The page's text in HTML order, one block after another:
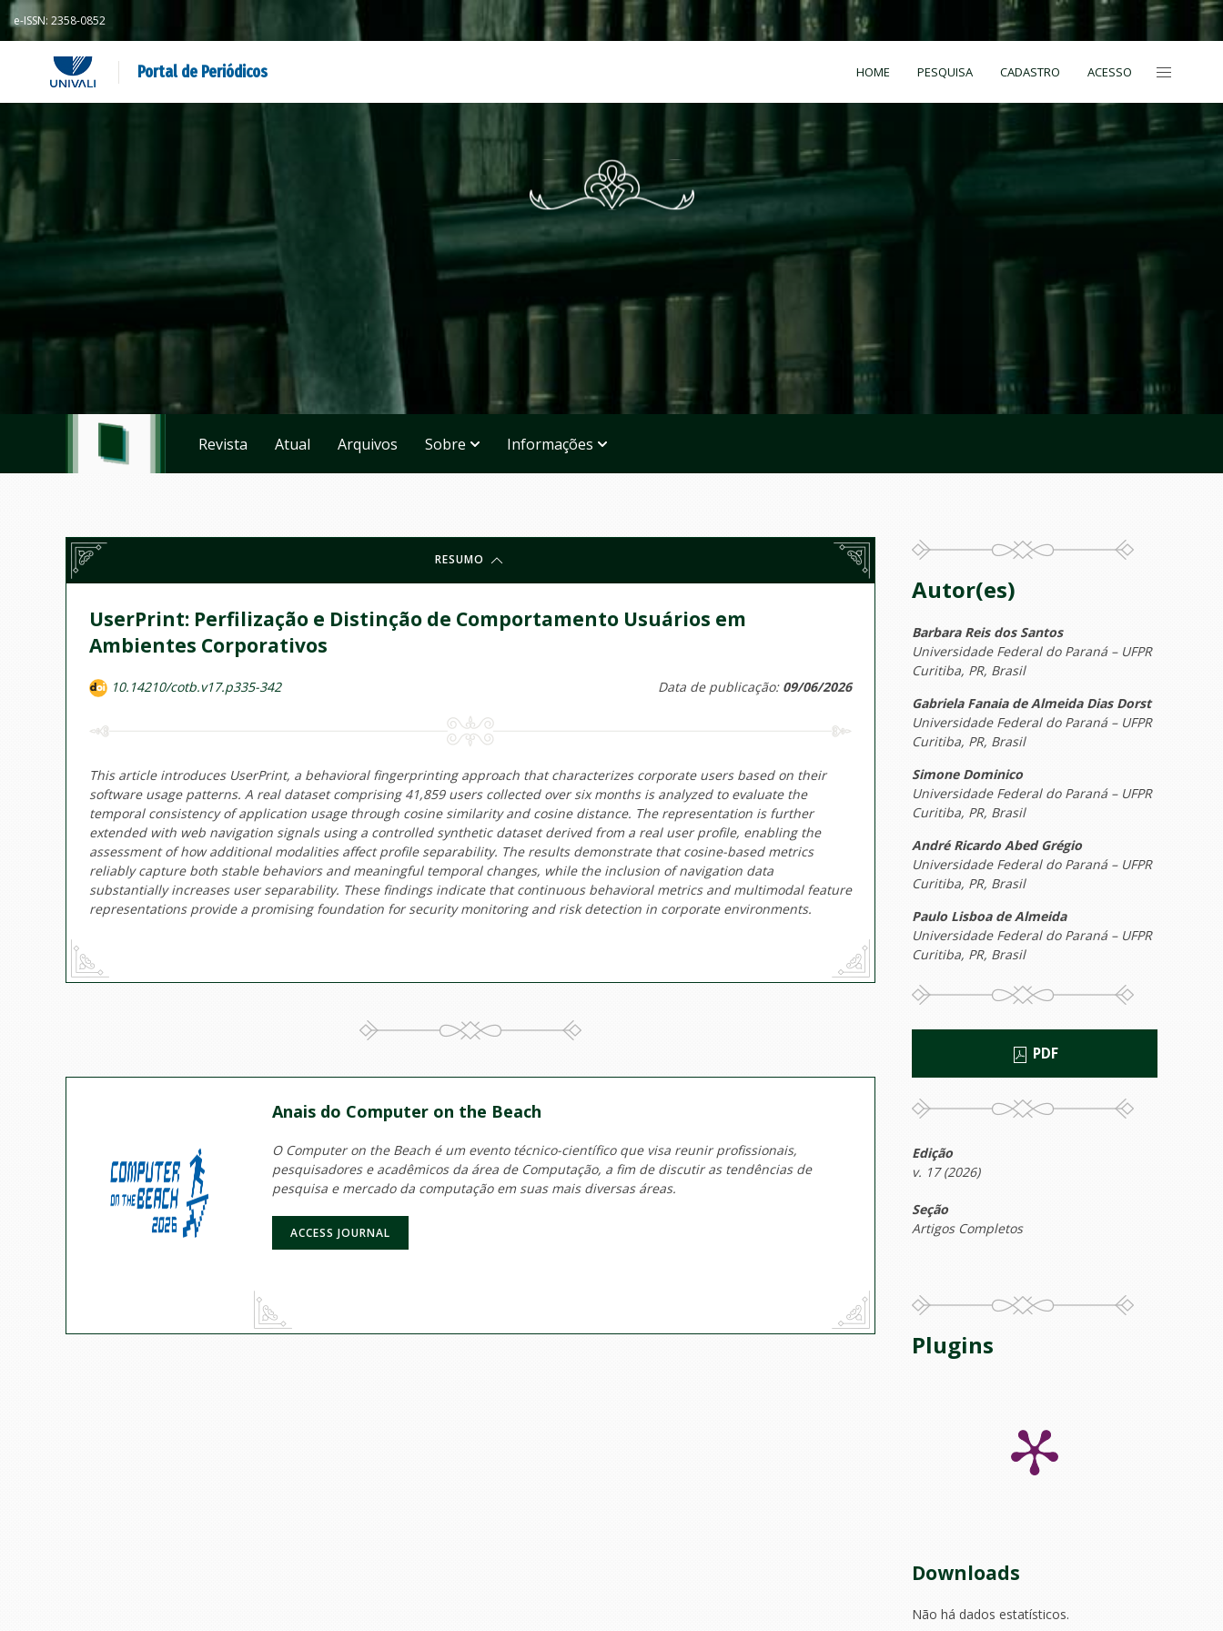
e-ISSN: 2358-0852
Portal de Periódicos HOME PESQUISA CADASTRO ACESSO
Revista Atual Arquivos Sobre Informações
RESUMO
UserPrint: Perfilização e Distinção de Comportamento Usuários em
Ambientes Corporativos
10.14210/cotb.v17.p335-342 Data de publicação: 09/06/2026
This article introduces UserPrint, a behavioral fingerprinting approach that characterizes corporate users based on their
software usage patterns. A real dataset comprising 41,859 users collected over six months is analyzed to evaluate the
temporal consistency of application usage through cosine similarity and cosine distance. The representation is further
extended with web navigation signals using a controlled synthetic dataset derived from a real user profile, enabling the
assessment of how additional modalities affect profile separability. The results demonstrate that cosine-based metrics
reliably capture both stable behaviors and meaningful temporal changes, while the inclusion of navigation data
substantially increases user separability. These findings indicate that continuous behavioral metrics and multimodal feature
representations provide a promising foundation for security monitoring and risk detection in corporate environments.
Anais do Computer on the Beach
O Computer on the Beach é um evento técnico-científico que visa reunir profissionais,
pesquisadores e acadêmicos da área de Computação, a fim de discutir as tendências de
pesquisa e mercado da computação em suas mais diversas áreas.
ACCESS JOURNAL
Autor(es)
Barbara Reis dos Santos
Universidade Federal do Paraná – UFPR
Curitiba, PR, Brasil
Gabriela Fanaia de Almeida Dias Dorst
Universidade Federal do Paraná – UFPR
Curitiba, PR, Brasil
Simone Dominico
Universidade Federal do Paraná – UFPR
Curitiba, PR, Brasil
André Ricardo Abed Grégio
Universidade Federal do Paraná – UFPR
Curitiba, PR, Brasil
Paulo Lisboa de Almeida
Universidade Federal do Paraná – UFPR
Curitiba, PR, Brasil
PDF
Edição
v. 17 (2026)
Seção
Artigos Completos
Plugins
Downloads
Não há dados estatísticos.